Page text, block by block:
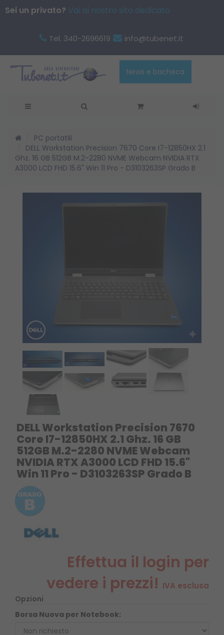
Sei un privato? Vai al nostro sito dedicato
Tel. 340-2696619 info@tubenet.it
News e bacheca
PC portatili
DELL Workstation Precision 7670 Core I7-12850HX 2.1
Ghz. 16 GB 512GB M.2-2280 NVME Webcam NVIDIA RTX
A3000 LCD FHD 15.6" Win 11 Pro - D3103263SP Grado B
DELL Workstation Precision 7670
Core I7-12850HX 2.1 Ghz. 16 GB
512GB M.2-2280 NVME Webcam
NVIDIA RTX A3000 LCD FHD 15.6"
Win 11 Pro - D3103263SP Grado B
Effettua il login per
vedere i prezzi! IVA esclusa
Opzioni
Borsa Nuova per Notebook: